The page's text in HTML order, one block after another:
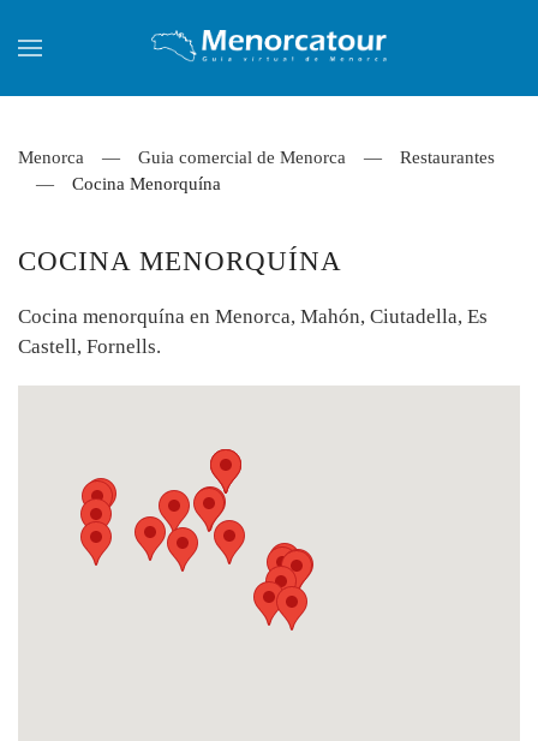
Skip to main content
Menorca Guia comercial de Menorca
Restaurantes
Cocina Menorquína
COCINA MENORQUÍNA
Cocina menorquína en Menorca, Mahón, Ciutadella, Es
Castell, Fornells.